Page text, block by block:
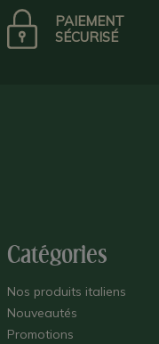
PAIEMENT
SÉCURISÉ
Catégories
Nos produits italiens
Nouveautés
Promotions